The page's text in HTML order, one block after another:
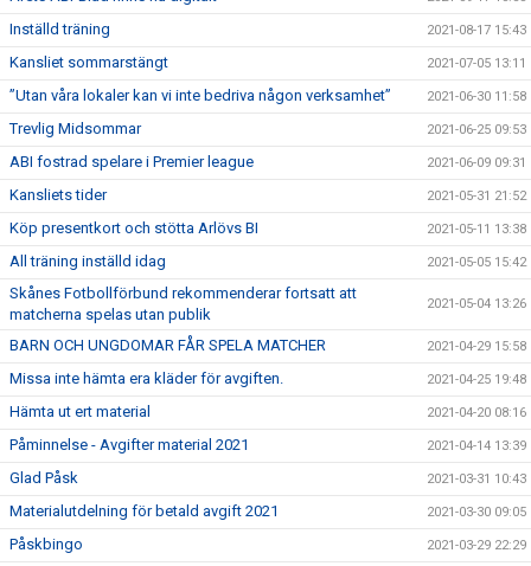
Inställd träning 2021-08-17 15:43
Kansliet sommarstängt 2021-07-05 13:11
”Utan våra lokaler kan vi inte bedriva någon verksamhet” 2021-06-30 11:58
Trevlig Midsommar 2021-06-25 09:53
ABI fostrad spelare i Premier league 2021-06-09 09:31
Kansliets tider 2021-05-31 21:52
Köp presentkort och stötta Arlövs BI 2021-05-11 13:38
All träning inställd idag 2021-05-05 15:42
Skånes Fotbollförbund rekommenderar fortsatt att
matcherna spelas utan publik
2021-05-04 13:26
BARN OCH UNGDOMAR FÅR SPELA MATCHER 2021-04-29 15:58
Missa inte hämta era kläder för avgiften. 2021-04-25 19:48
Hämta ut ert material 2021-04-20 08:16
Påminnelse - Avgifter material 2021 2021-04-14 13:39
Glad Påsk 2021-03-31 10:43
Materialutdelning för betald avgift 2021 2021-03-30 09:05
Påskbingo 2021-03-29 22:29